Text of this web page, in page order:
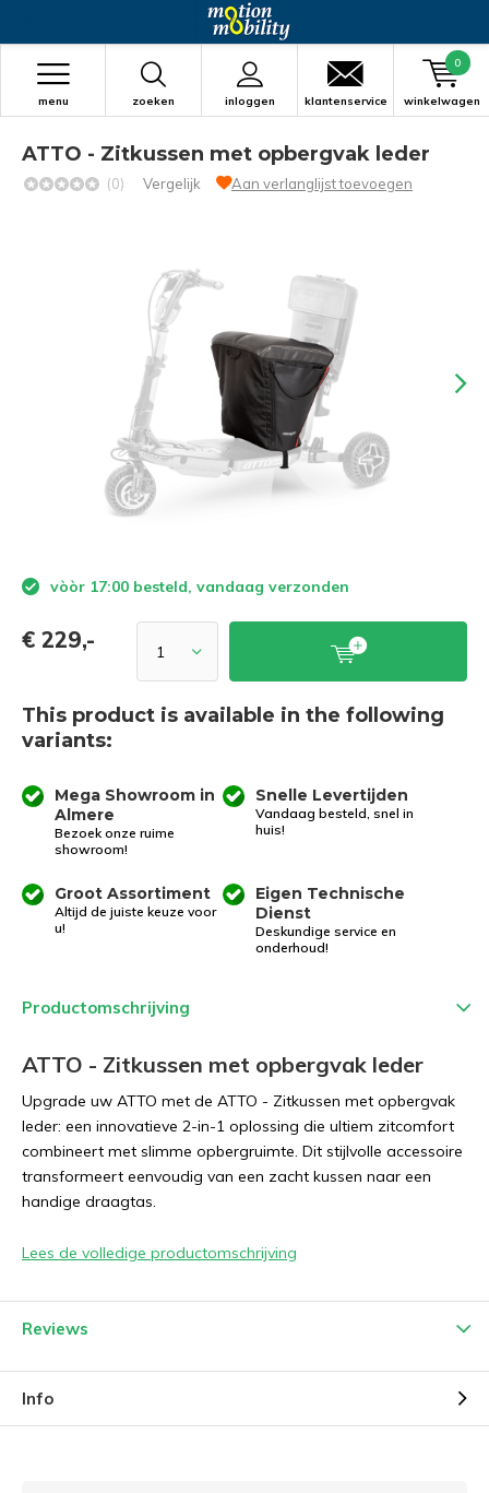
zoeken inloggen
menu klantenservice winkelwagen
0
ATTO - Zitkussen met opbergvak leder
(0) Vergelijk Aan verlanglijst toevoegen
vòòr 17:00 besteld, vandaag verzonden
€ 229,-
This product is available in the following
variants:
Mega Showroom in
Almere
Bezoek onze ruime
showroom!
Snelle Levertijden
Vandaag besteld, snel in
huis!
Groot Assortiment
Altijd de juiste keuze voor
u!
Eigen Technische
Dienst
Deskundige service en
onderhoud!
Productomschrijving
ATTO - Zitkussen met opbergvak leder
Upgrade uw ATTO met de ATTO - Zitkussen met opbergvak
leder: een innovatieve 2-in-1 oplossing die ultiem zitcomfort
combineert met slimme opbergruimte. Dit stijlvolle accessoire
transformeert eenvoudig van een zacht kussen naar een
handige draagtas.
Lees de volledige productomschrijving
Reviews
Info